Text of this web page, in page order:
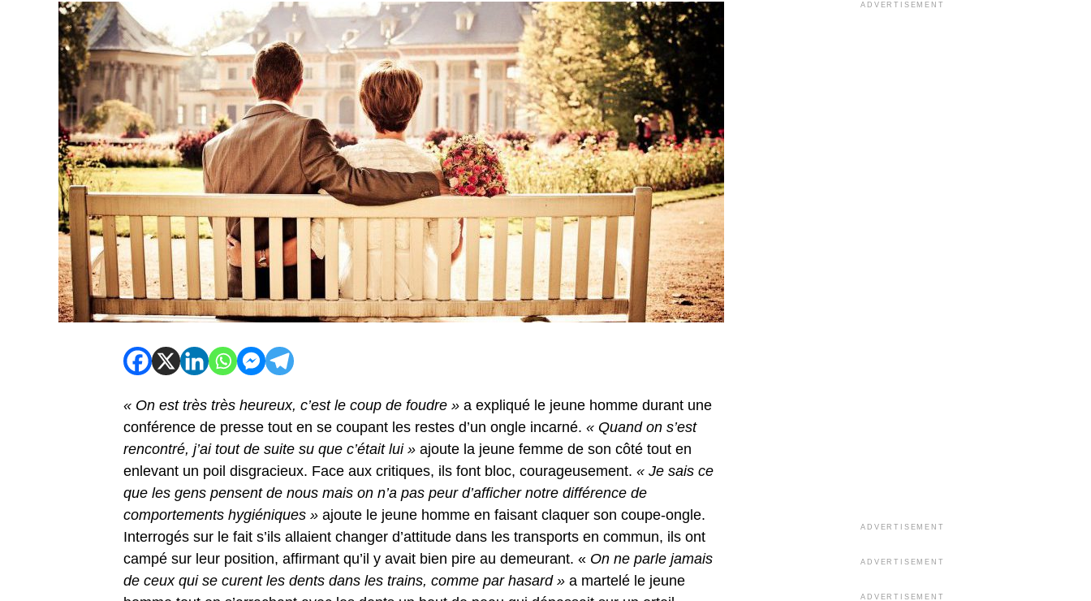
« On est très très heureux, c’est le coup de foudre » a expliqué le jeune homme durant une
conférence de presse tout en se coupant les restes d’un ongle incarné. « Quand on s’est
rencontré, j’ai tout de suite su que c’était lui » ajoute la jeune femme de son côté tout en
enlevant un poil disgracieux. Face aux critiques, ils font bloc, courageusement. « Je sais ce
que les gens pensent de nous mais on n’a pas peur d’afficher notre différence de
comportements hygiéniques » ajoute le jeune homme en faisant claquer son coupe-ongle.
Interrogés sur le fait s’ils allaient changer d’attitude dans les transports en commun, ils ont
campé sur leur position, affirmant qu’il y avait bien pire au demeurant. « On ne parle jamais
de ceux qui se curent les dents dans les trains, comme par hasard » a martelé le jeune
ADVERTISEMENT
ADVERTISEMENT
ADVERTISEMENT
ADVERTISEMENT